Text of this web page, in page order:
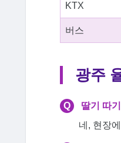
KTX
버스
광주
Q
딸기 따
네, 현장